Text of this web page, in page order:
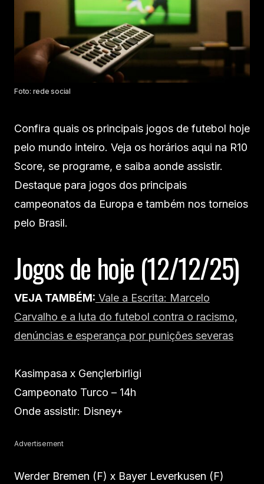
Foto: rede social
Confira quais os principais jogos de futebol hoje
pelo mundo inteiro. Veja os horários aqui na R10
Score, se programe, e saiba aonde assistir.
Destaque para jogos dos principais
campeonatos da Europa e também nos torneios
pelo Brasil.
Jogos de hoje (12/12/25)
VEJA TAMBÉM: Vale a Escrita: Marcelo
Carvalho e a luta do futebol contra o racismo,
denúncias e esperança por punições severas
Kasimpasa x Gençlerbirligi
Campeonato Turco – 14h
Onde assistir: Disney+
Advertisement
Werder Bremen (F) x Bayer Leverkusen (F)